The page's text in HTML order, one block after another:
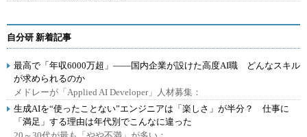
自分研 新着記事
最高で「年収6000万超」――国内企業が設けた高度AI職 どんなスキル
が求められるのか
メドレーが「Applied AI Developer」人材募集：
生成AIを“使ったことない”エンジニアは「楽しさ」が半分？ 仕事に
「満足」する理由は年代別でこんなに違った